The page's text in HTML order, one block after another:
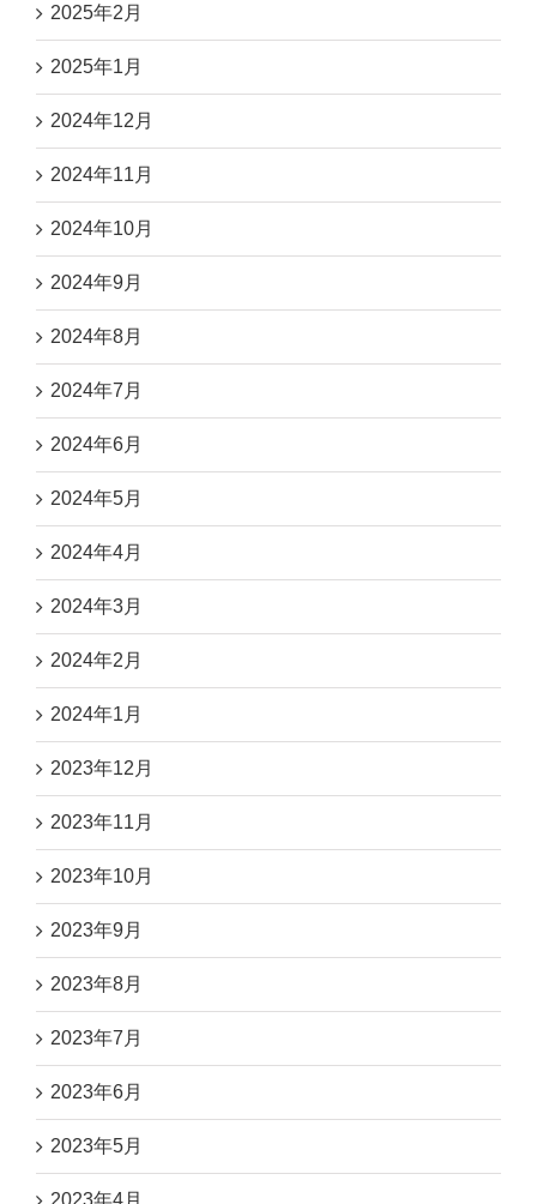
2025年2月
2025年1月
2024年12月
2024年11月
2024年10月
2024年9月
2024年8月
2024年7月
2024年6月
2024年5月
2024年4月
2024年3月
2024年2月
2024年1月
2023年12月
2023年11月
2023年10月
2023年9月
2023年8月
2023年7月
2023年6月
2023年5月
2023年4月